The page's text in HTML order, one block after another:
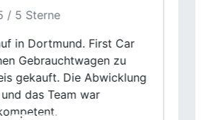
5 / 5 Sterne
Ausstattung und
wurden realistisch
hatte nicht das Gefühl,
oder schlechtgeredet